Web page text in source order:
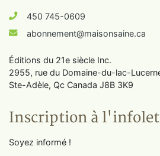
450 745-0609
abonnement@maisonsaine.ca
Éditions du 21e siècle Inc.
2955, rue du Domaine-du-lac-
Ste-Adèle, Qc Canada J8B 3K9
Inscription à
Soyez informé !